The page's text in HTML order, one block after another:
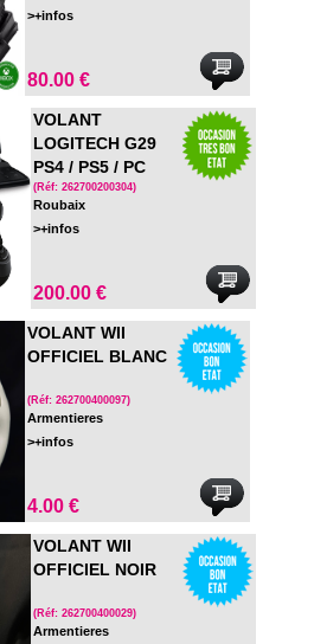
>+infos
80.00 €
VOLANT
LOGITECH G29
PS4 / PS5 / PC
AVEC PEDALIER
ET LEVIER
(Réf: 262700200304)
Roubaix
>+infos
200.00 €
VOLANT WII
OFFICIEL BLANC
(Réf: 262700400097)
Armentieres
>+infos
4.00 €
VOLANT WII
OFFICIEL NOIR
(Réf: 262700400029)
Armentieres